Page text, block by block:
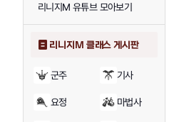
리니지M 유튜브 모아보기
리니지M 클래스 게시판
군주 기사
요정 마법사